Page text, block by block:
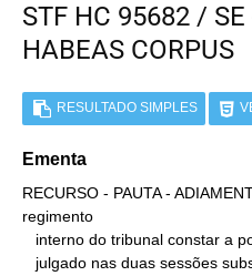
STF HC 95682 / SE
HABEAS CORPUS
RESULTADO SIMPLES
Ementa
RECURSO - PAUTA -
regimento